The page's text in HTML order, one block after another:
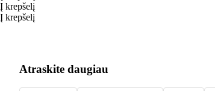
Į krepšelį
Į krepšelį
Atraskite daugiau